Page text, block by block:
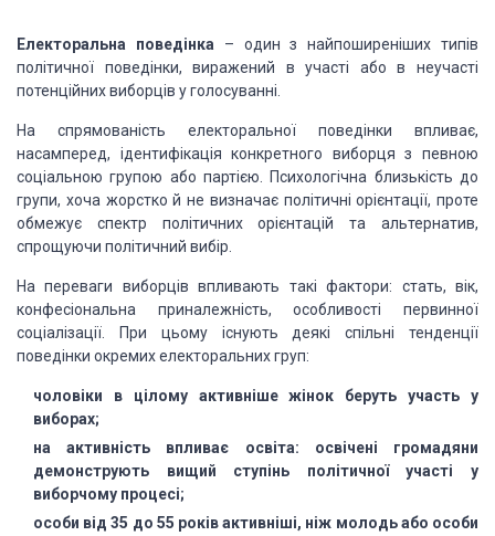
Електоральна поведінка – один з найпоширеніших типів
політичної поведінки, виражений в участі або в неучасті
потенційних виборців у голосуванні.
На спрямованість електоральної поведінки впливає,
насамперед, ідентифікація конкретного виборця з певною
соціальною групою або партією. Психологічна близькість до
групи, хоча жорстко й не визначає політичні орієнтації, проте
обмежує спектр політичних орієнтацій та альтернатив,
спрощуючи політичний вибір.
На переваги виборців впливають такі фактори: стать, вік,
конфесіональна приналежність, особливості первинної
соціалізації.
При цьому існують деякі спільні тенденції
поведінки окремих електоральних груп:
чоловіки в цілому активніше жінок беруть участь у
виборах;
на активність впливає освіта: освічені громадяни
демонструють вищий ступінь політичної участі у
виборчому процесі;
особи від 35 до 55 років активніші, ніж молодь або особи